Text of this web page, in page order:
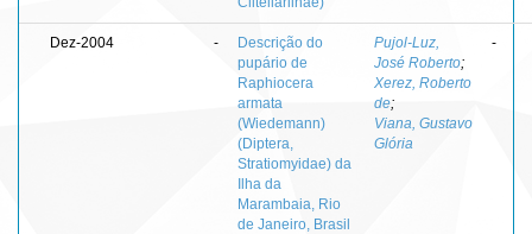
Dez-2004 -
Descrição do
pupário de
Raphiocera
armata
(Wiedemann)
(Diptera,
Stratiomyidae) da
Ilha da
Marambaia, Rio
de Janeiro, Brasil
Pujol-Luz,
José Roberto;
Xerez, Roberto
de;
Viana, Gustavo
Glória
-